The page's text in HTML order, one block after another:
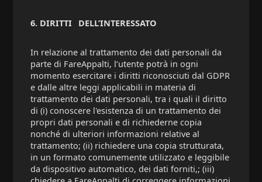
6. DIRITTI DELL’INTERESSATO
In relazione al trattamento dei dati personali da
parte di FareAppalti, l’utente potrà in ogni
momento esercitare i diritti riconosciuti dal GDPR
e dalle altre leggi applicabili in materia di
trattamento dei dati personali, tra i quali il diritto
di (i) conoscere l'esistenza di un trattamento dei
propri dati personali e di richiederne copia
nonché di ulteriori informazioni relative al
trattamento; (ii) richiedere una copia strutturata,
in un formato comunemente utilizzato e leggibile
da dispositivo automatico, dei dati forniti,; (iii)